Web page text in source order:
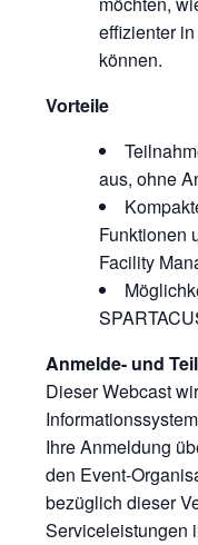
effizienter
können.
Vorteile
aus, ohne
Funktionen
Facility
Anmelde- und
Dieser Webcast
Ihre Anmeldung
den Event-
bezüglich dieser
Serviceleistungen